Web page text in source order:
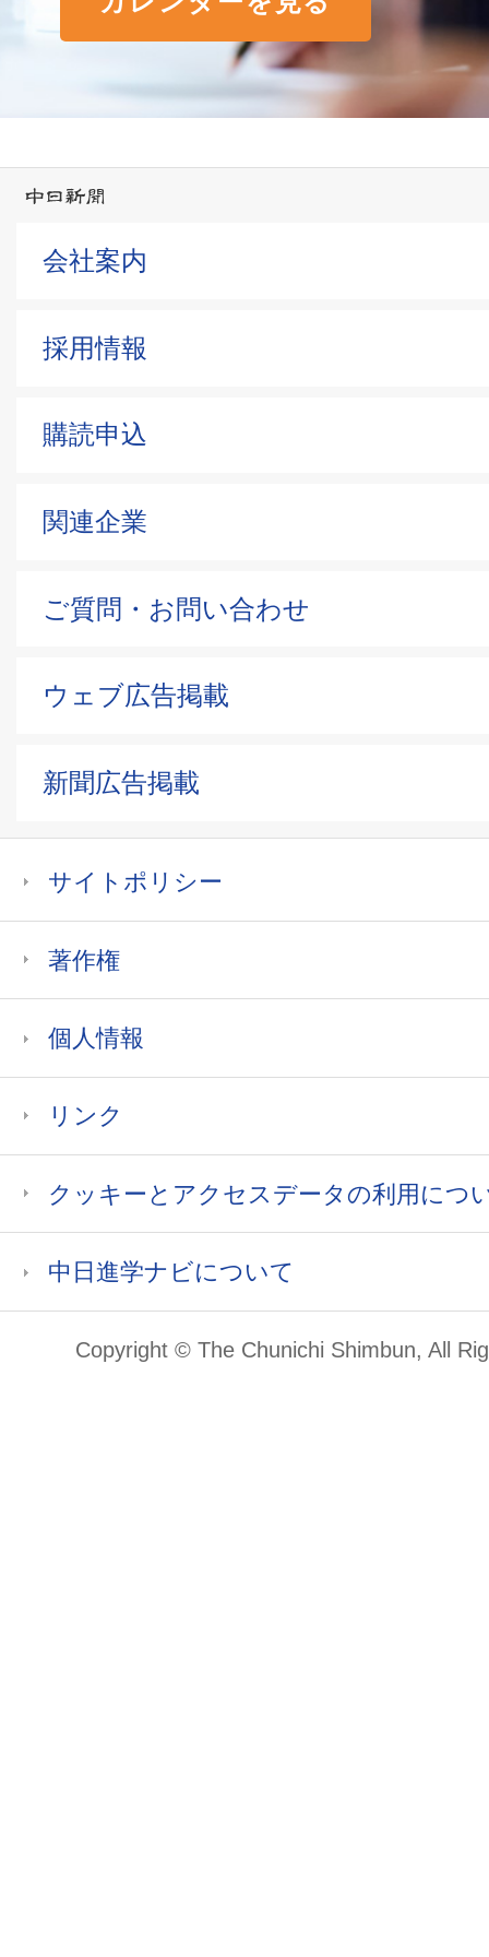
会社案内
採用情報
購読申込
関連企業
ご質問・お問い合わせ
ウェブ広告掲載
新聞広告掲載
サイトポリシー
著作権
個人情報
リンク
クッキーとアクセスデータの利用につ
中日進学ナビについて
Copyright © The Chunichi Shimbun, All